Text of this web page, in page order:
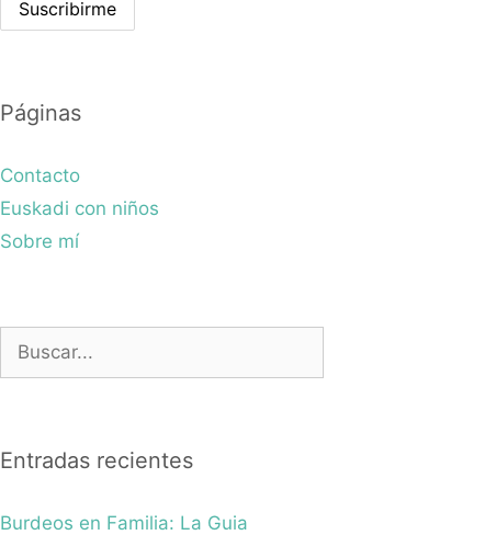
Páginas
Contacto
Euskadi con niños
Sobre mí
Entradas recientes
Burdeos en Familia: La Guia